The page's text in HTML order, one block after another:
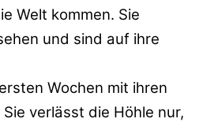
Welt kommen. Sie
und sind auf ihre
Wochen mit ihren
verlässt die Höhle nur,